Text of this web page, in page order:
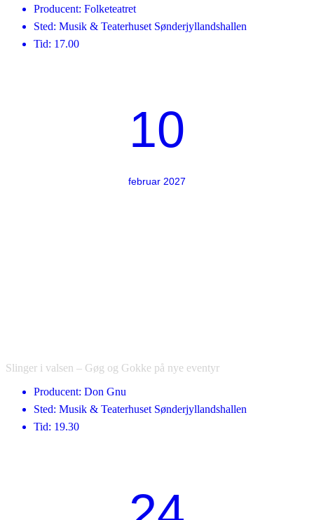
Producent: Folketeatret
Sted: Musik & Teaterhuset Sønderjyllandshallen
Tid: 17.00
10
februar 2027
Slinger i valsen – Gøg og Gokke på nye eventyr
Producent: Don Gnu
Sted: Musik & Teaterhuset Sønderjyllandshallen
Tid: 19.30